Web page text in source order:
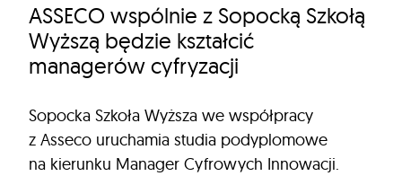
ASSECO wspólnie z Sopocką Szkołą
Wyższą będzie kształcić
managerów cyfryzacji
Sopocka Szkoła Wyższa we współpracy
z Asseco uruchamia studia podyplomowe
na kierunku Manager Cyfrowych Innowacji.